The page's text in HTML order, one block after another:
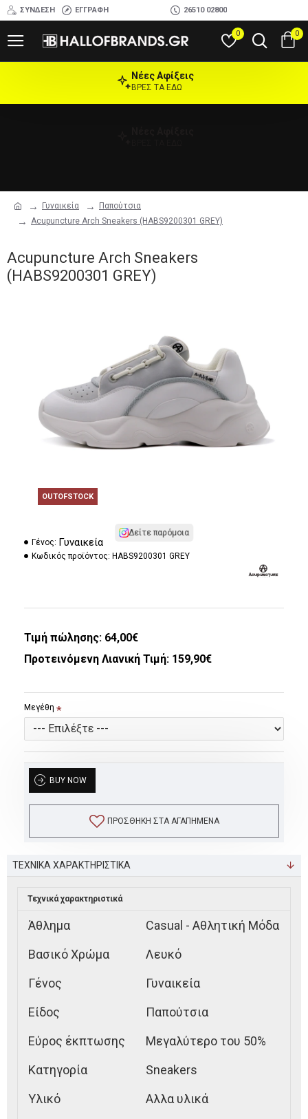
ΣΎΝΔΕΣΗ ΕΓΓΡΑΦΉ 26510 02800
0 0
Γυναικεία
Παπούτσια
Acupuncture Arch Sneakers (HABS9200301 GREY)
Νέες Αφίξεις
ΒΡΕΣ ΤΑ ΕΔΩ
Acupuncture Arch Sneakers
(HABS9200301 GREY)
OUTOFSTOCK
Δείτε παρόμοια
Γένος: Γυναικεία
Κωδικός προϊόντος: HABS9200301 GREY
Τιμή πώλησης: 64,00€
Προτεινόμενη Λιανική Τιμή: 159,90€
Μεγέθη
BUY NOW
ΠΡΟΣΘΉΚΗ ΣΤΑ ΑΓΑΠΗΜΈΝΑ
ΤΕΧΝΙΚΑ ΧΑΡΑΚΤΗΡΙΣΤΙΚΑ
Τεχνικά χαρακτηριστικά
Άθλημα
Casual - Αθλητική Μόδα
Βασικό Χρώμα
Λευκό
Γένος
Γυναικεία
Είδος
Παπούτσια
Εύρος έκπτωσης
Μεγαλύτερο του 50%
Κατηγορία
Sneakers
Υλικό
Αλλα υλικά